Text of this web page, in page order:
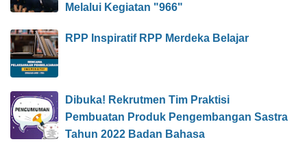
Melalui Kegiatan "966"
RPP Inspiratif RPP Merdeka Belajar
Dibuka! Rekrutmen Tim Praktisi
Pembuatan Produk Pengembangan Sastra
Tahun 2022 Badan Bahasa